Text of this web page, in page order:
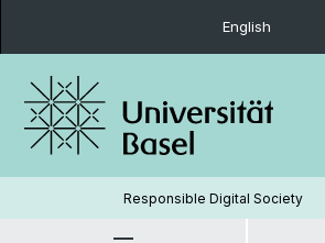
English
Responsible Digital Society